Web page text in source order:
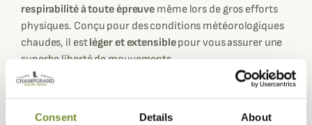
Consent Details About
respirabilité à toute épreuve même lors de gros efforts
physiques. Conçu pour des conditions météorologiques
chaudes, il estléger et extensiblepour vous assurer une
superbe liberté de mouvements.
Très fonctionnel, ce pantalon Airflow possède deux
poches avant, une poche arrière et 2 grandes poches sur
les cuisses ainsi que des passants pour ceinture. Les